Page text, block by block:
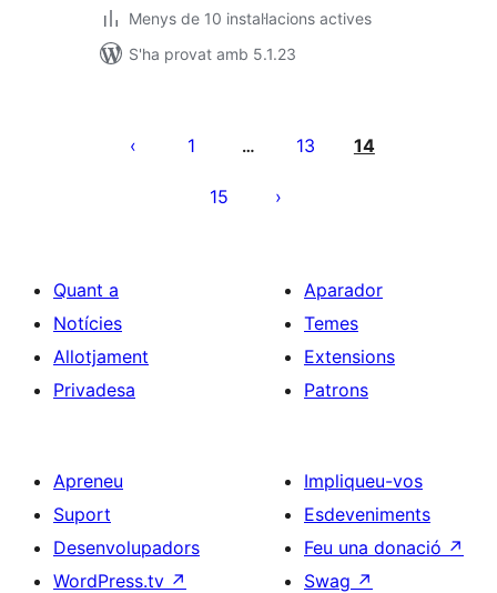
Menys de 10 instal·lacions actives
S'ha provat amb 5.1.23
entrades
1 … 13 14
15
Quant a
Notícies
Allotjament
Privadesa
Aparador
Temes
Extensions
Patrons
Apreneu
Suport
Desenvolupadors
WordPress.tv ↗
Impliqueu-vos
Esdeveniments
Feu una donació ↗
Swag ↗